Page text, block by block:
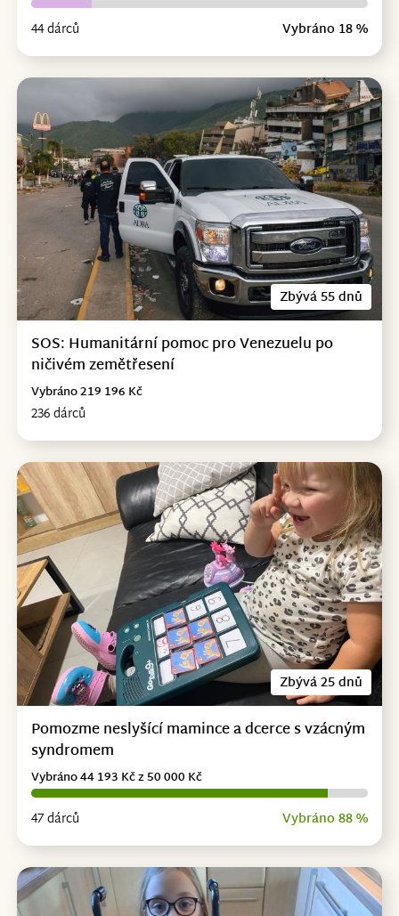
44 dárců Vybráno 18 %
Zbývá 55 dnů
SOS: Humanitární pomoc pro Venezuelu po
ničivém zemětřesení
236 dárců
Vybráno 219 196 Kč
Zbývá 25 dnů
Pomozme neslyšící mamince a dcerce s vzácným
syndromem
47 dárců Vybráno 88 %
Vybráno 44 193 Kč z 50 000 Kč